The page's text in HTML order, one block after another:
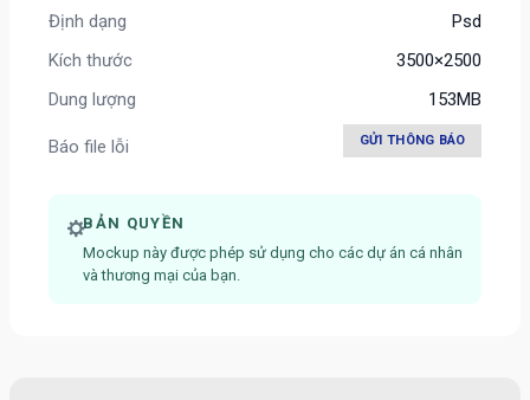
Định dạng
Psd
Kích thước
3500×2500
Dung lượng
153MB
Báo file lỗi GỬI THÔNG BÁO
BẢN QUYỀN
Mockup này được phép sử dụng cho các dự án cá nhân
và thương mại của bạn.